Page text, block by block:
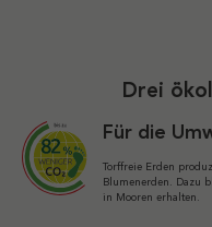
Drei
Für die
Torffreie Erden
Blumenerden. Dazu
in Mooren erhalten.